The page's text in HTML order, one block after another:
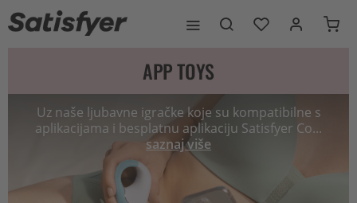
APP TOYS
Uz naše ljubavne igračke koje su kompatibilne s
aplikacijama i besplatnu aplikaciju Satisfyer Co...
saznaj više